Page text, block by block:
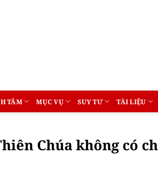
TÂM MỤC VỤ SUY TƯ TÀI LIỆU
Chúa không có